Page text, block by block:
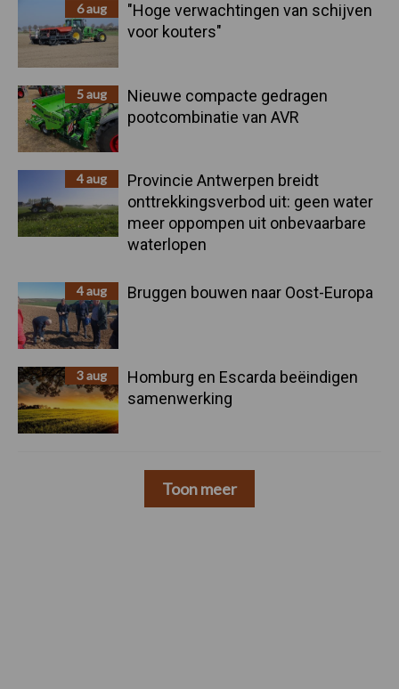
6 aug
"Hoge verwachtingen van schijven
voor kouters"
5 aug
Nieuwe compacte gedragen
pootcombinatie van AVR
4 aug
Provincie Antwerpen breidt
onttrekkingsverbod uit: geen water
meer oppompen uit onbevaarbare
waterlopen
4 aug Bruggen bouwen naar Oost-Europa
3 aug
Homburg en Escarda beëindigen
samenwerking
Toon meer